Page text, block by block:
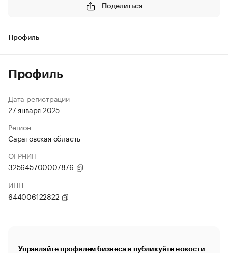
Поделиться
Профиль
Профиль
Дата регистрации
27 января 2025
Регион
Саратовская область
ОГРНИП
325645700007876
ИНН
644006122822
Управляйте профилем бизнеса и публикуйте новости